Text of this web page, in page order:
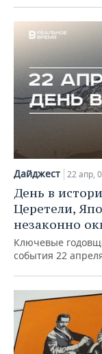
Дайджест 22 апр,
День в
Церетели,
незаконно
Ключевые
события 22